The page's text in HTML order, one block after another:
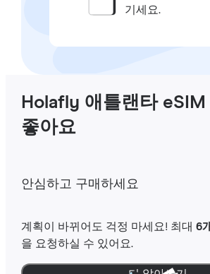
기세요.
Holafly 애틀랜타 eSIM
좋아요
안심하고 구매하세요
계획이 바뀌어도 걱정 마세요! 최대 6
을 요청하실 수 있어요.